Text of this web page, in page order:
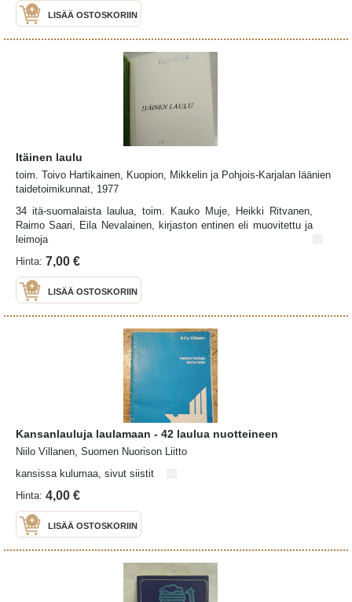
LISÄÄ OSTOSKORIIN
Itäinen laulu
toim. Toivo Hartikainen, Kuopion, Mikkelin ja Pohjois-Karjalan läänien
taidetoimikunnat, 1977
34 itä-suomalaista laulua, toim. Kauko Muje, Heikki Ritvanen,
Raimo Saari, Eila Nevalainen, kirjaston entinen eli muovitettu ja
leimoja
Hinta: 7,00 €
LISÄÄ OSTOSKORIIN
Kansanlauluja laulamaan - 42 laulua nuotteineen
Niilo Villanen, Suomen Nuorison Liitto
kansissa kulumaa, sivut siistit
Hinta: 4,00 €
LISÄÄ OSTOSKORIIN